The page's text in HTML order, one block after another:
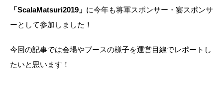
「ScalaMatsuri2019」 に今年も将軍スポンサー・宴スポンサ
ーとして参加しました！
今回の記事では会場やブースの様子を運営目線でレポートし
たいと思います！